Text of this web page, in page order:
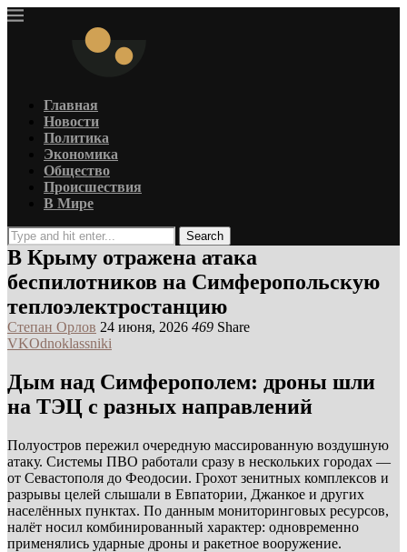
Главная
Новости
Политика
Экономика
Общество
Происшествия
В Мире
Search
В Крыму отражена атака
беспилотников на Симферопольскую
теплоэлектростанцию
Степан Орлов 24 июня, 2026 469 Share
VKOdnoklassniki
Дым над Симферополем: дроны шли
на ТЭЦ с разных направлений
Полуостров пережил очередную массированную воздушную
атаку. Системы ПВО работали сразу в нескольких городах —
от Севастополя до Феодосии. Грохот зенитных комплексов и
разрывы целей слышали в Евпатории, Джанкое и других
населённых пунктах. По данным мониторинговых ресурсов,
налёт носил комбинированный характер: одновременно
применялись ударные дроны и ракетное вооружение.